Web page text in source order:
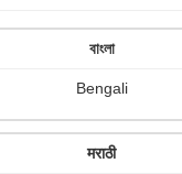
Ratings
Share with your friends :
বাংলা
Bengali
मराठी